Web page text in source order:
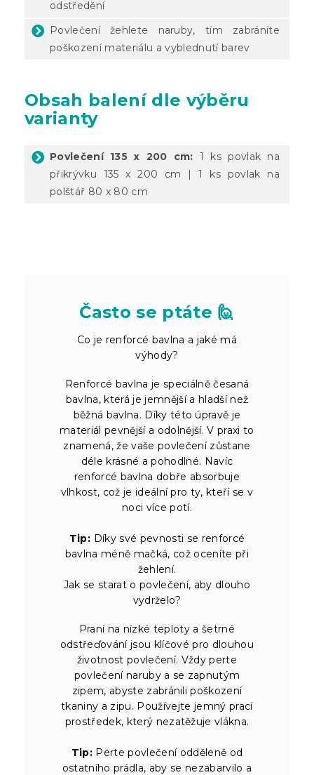
odstředění
Povlečení žehlete naruby, tím zabráníte
poškození materiálu a vyblednutí barev
Obsah balení dle výběru
varianty
Povlečení 135 x 200 cm: 1 ks povlak na
přikrývku 135 x 200 cm | 1 ks povlak na
polštář 80 x 80 cm
Často se ptáte 🙋
Co je renforcé bavlna a jaké má
výhody?
Renforcé bavlna je speciálně česaná
bavlna, která je jemnější a hladší než
běžná bavlna. Díky této úpravě je
materiál pevnější a odolnější. V praxi to
znamená, že vaše povlečení zůstane
déle krásné a pohodlné. Navíc
renforcé bavlna dobře absorbuje
vlhkost, což je ideální pro ty, kteří se v
noci více potí.
Tip: Díky své pevnosti se renforcé
bavlna méně mačká, což oceníte při
žehlení.
Jak se starat o povlečení, aby dlouho
vydrželo?
Praní na nízké teploty a šetrné
odstřeďování jsou klíčové pro dlouhou
životnost povlečení. Vždy perte
povlečení naruby a se zapnutým
zipem, abyste zabránili poškození
tkaniny a zipu. Používejte jemný prací
prostředek, který nezatěžuje vlákna.
Tip: Perte povlečení odděleně od
ostatního prádla, aby se nezabarvilo a